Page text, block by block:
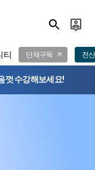
티 단체구독 전
껏 수강해보세요!